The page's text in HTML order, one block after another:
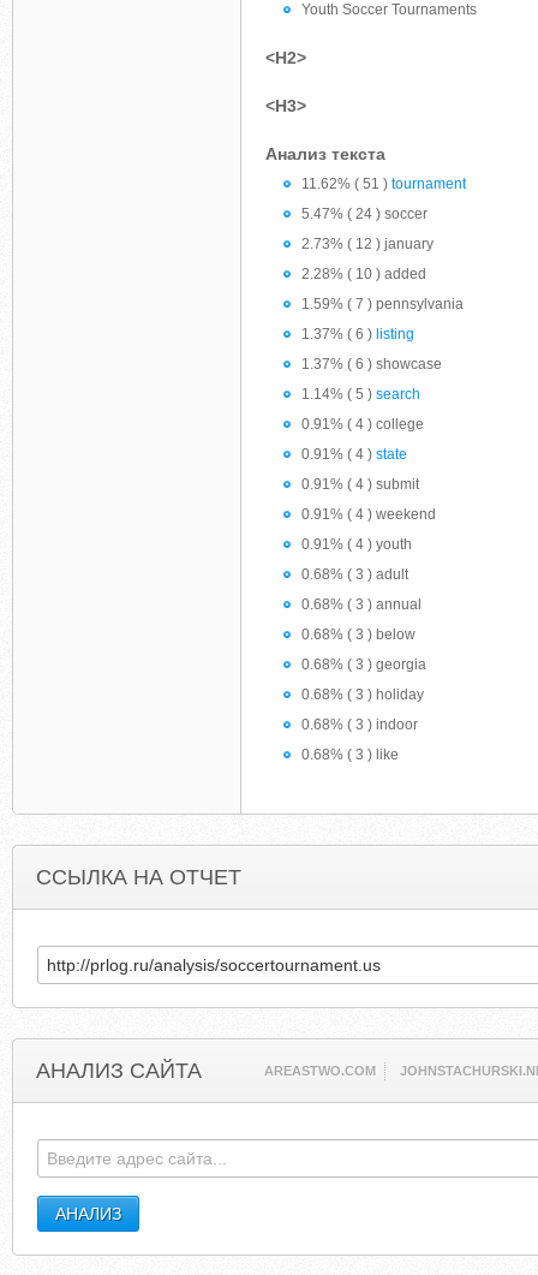
Youth Soccer Tournaments
<H2>
<H3>
Анализ текста
11.62% ( 51 ) tournament
5.47% ( 24 ) soccer
2.73% ( 12 ) january
2.28% ( 10 ) added
1.59% ( 7 ) pennsylvania
1.37% ( 6 ) listing
1.37% ( 6 ) showcase
1.14% ( 5 ) search
0.91% ( 4 ) college
0.91% ( 4 ) state
0.91% ( 4 ) submit
0.91% ( 4 ) weekend
0.91% ( 4 ) youth
0.68% ( 3 ) adult
0.68% ( 3 ) annual
0.68% ( 3 ) below
0.68% ( 3 ) georgia
0.68% ( 3 ) holiday
0.68% ( 3 ) indoor
0.68% ( 3 ) like
ССЫЛКА НА ОТЧЕТ
АНАЛИЗ САЙТА AREASTWO.COM